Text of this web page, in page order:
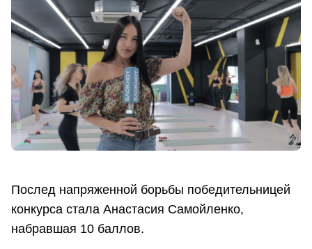
Послед напряженной борьбы победительницей
конкурса стала Анастасия Самойленко,
набравшая 10 баллов.